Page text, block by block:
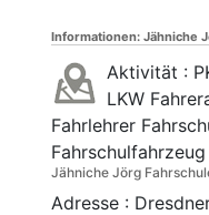
Informationen: Jähniche
Aktivität :
LKW
Fahrlehrer
Fahrschulfahrzeug
Jähniche Jörg
Adresse :